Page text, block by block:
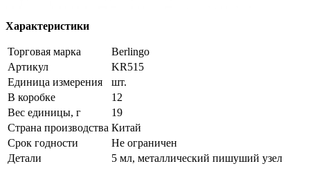
Характеристики
Торговая марка
Berlingo
Артикул
KR515
Единица измерения
шт.
В коробке
12
Вес единицы, г
19
Страна производства Китай
Срок годности
Не ограничен
Детали
5 мл, металлический пишуший узел